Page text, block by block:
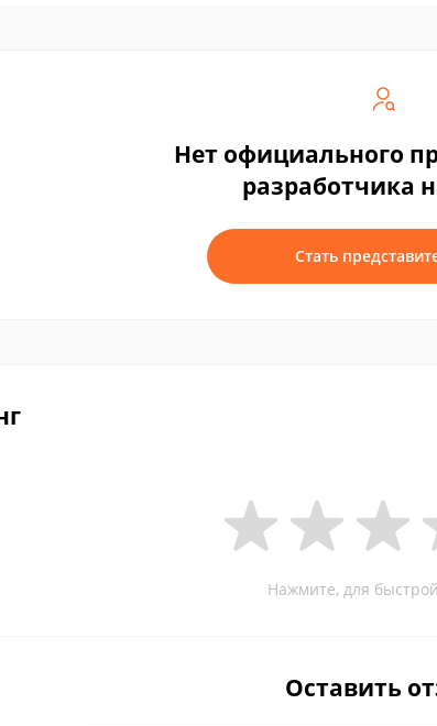
Нет официального
разработчика
Стать
Нажмите, для
Оставить